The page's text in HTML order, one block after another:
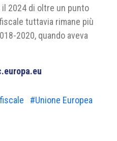
2024 di oltre un punto
tuttavia rimane più
2020, quando aveva
#Unione Europea